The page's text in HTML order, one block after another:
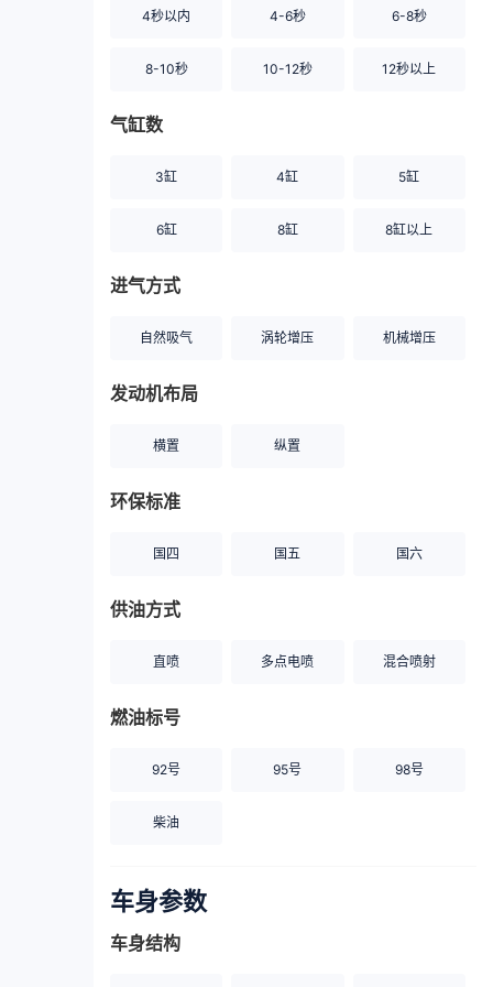
4秒以内 4-6秒 6-8秒
8-10秒 10-12秒 12秒以上
气缸数
3缸 4缸 5缸
6缸 8缸 8缸以上
进气方式
自然吸气 涡轮增压 机械增压
发动机布局
横置 纵置
环保标准
国四 国五 国六
供油方式
直喷 多点电喷 混合喷射
燃油标号
92号 95号 98号
柴油
车身参数
车身结构